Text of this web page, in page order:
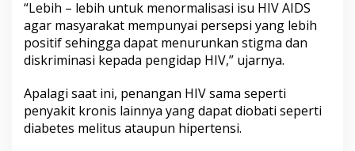
“Lebih – lebih untuk menormalisasi isu HIV AIDS
agar masyarakat mempunyai persepsi yang lebih
positif sehingga dapat menurunkan stigma dan
diskriminasi kepada pengidap HIV,” ujarnya.
Apalagi saat ini, penangan HIV sama seperti
penyakit kronis lainnya yang dapat diobati seperti
diabetes melitus ataupun hipertensi.